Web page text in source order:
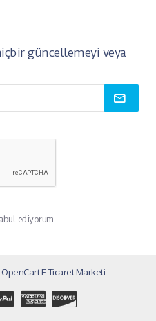
güncellemeyi veya
ediyorum.
OpenCart E-Ticaret Marketi